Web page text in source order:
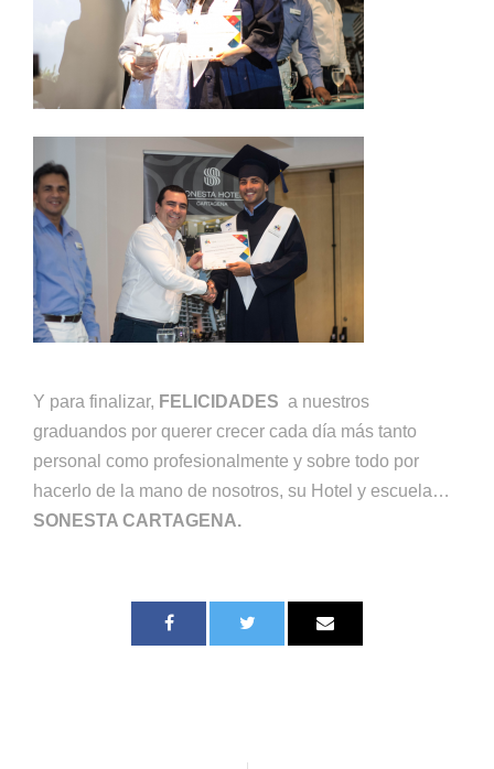
Y para finalizar, FELICIDADES a nuestros
graduandos por querer crecer cada día más tanto
personal como profesionalmente y sobre todo por
hacerlo de la mano de nosotros, su Hotel y escuela…
SONESTA CARTAGENA.